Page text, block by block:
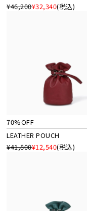
¥46,200¥32,340(税込)
70%OFF
LEATHER POUCH
¥41,800¥12,540(税込)